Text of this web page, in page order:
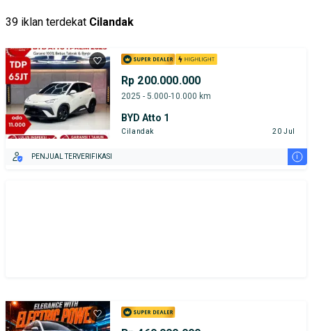
39 iklan terdekat Cilandak
Rp 200.000.000
2025 - 5.000-10.000 km
BYD Atto 1
Cilandak 20 Jul
PENJUAL TERVERIFIKASI i